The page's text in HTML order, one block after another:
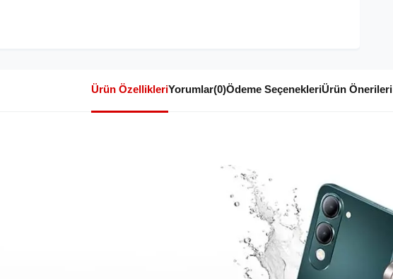
Ürün ÖzellikleriYorumlar(0)Ödeme SeçenekleriÜrün Önerileri